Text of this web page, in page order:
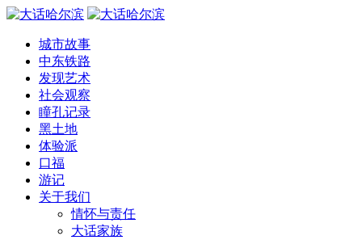
城市故事
中东铁路
发现艺术
社会观察
瞳孔记录
黑土地
体验派
口福
游记
关于我们
情怀与责任
大话家族